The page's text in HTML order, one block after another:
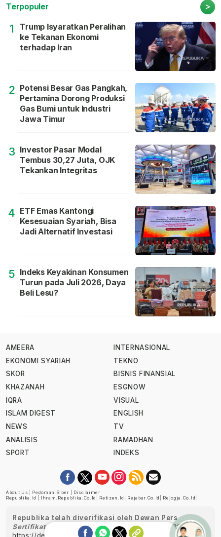
Terpopuler >
1
Trump Isyaratkan Peralihan
ke Tekanan Ekonomi
terhadap Iran
2 Potensi Besar Gas Pangkah,
Pertamina Dorong Produksi
Gas Bumi untuk Industri
Jawa Timur
3 Investor Pasar Modal
Tembus 30,27 Juta, OJK
Tekankan Integritas
4 ETF Emas Kantongi
Kesesuaian Syariah, Bisa
Jadi Alternatif Investasi
5 Indeks Keyakinan Konsumen
Turun pada Juli 2026, Daya
Beli Lesu?
AMEERA
EKONOMI SYARIAH
SKOR
KHAZANAH
IQRA
ISLAM DIGEST
NEWS
ANALISIS
SPORT
INTERNASIONAL
TEKNO
BISNIS FINANSIAL
ESGNOW
VISUAL
ENGLISH
TV
RAMADHAN
INDEKS
About Us Pedoman Siber
Disclaimer
Republika.id
Ihram.republika.co.id Retizen.id Rejabar.co.id Rejogja.co.id
Republika telah diverifikasi oleh Dewan Pers
Sertifikat Nomor 1058/DP-Verifikasi/K/XII/2022
https://dewanpers.or.id/data/perusahaanpers